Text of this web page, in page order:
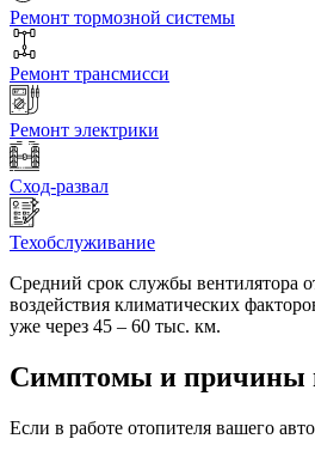
Ремонт тормозной системы
Ремонт трансмисси
Ремонт электрики
Сход-развал
Техобслуживание
Средний срок службы вентилятора
воздействия климатических
уже через 45 – 60 тыс. км.
Симптомы и причины
Если в работе отопителя вашего